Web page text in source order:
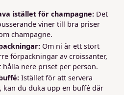
istället för champagne:Det
viner till bra priser
champagne.
Om ni är ett stort
förpackningar av croissanter,
nere priset per person.
Istället för att servera
kan du duka upp en buffé där